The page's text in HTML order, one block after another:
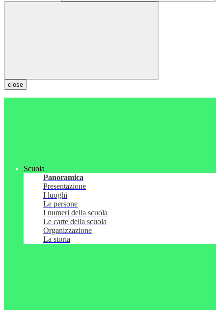
close
Scuola
Panoramica
Presentazione
I luoghi
Le persone
I numeri della scuola
Le carte della scuola
Organizzazione
La storia